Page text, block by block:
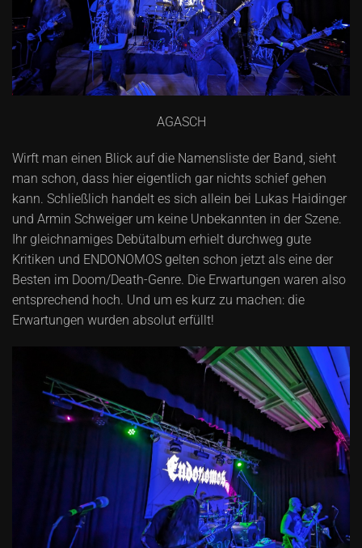
AGASCH
Wirft man einen Blick auf die Namensliste der Band, sieht
man schon, dass hier eigentlich gar nichts schief gehen
kann. Schließlich handelt es sich allein bei Lukas Haidinger
und Armin Schweiger um keine Unbekannten in der Szene.
Ihr gleichnamiges Debütalbum erhielt durchweg gute
Kritiken und ENDONOMOS gelten schon jetzt als eine der
Besten im Doom/Death-Genre. Die Erwartungen waren also
entsprechend hoch. Und um es kurz zu machen: die
Erwartungen wurden absolut erfüllt!